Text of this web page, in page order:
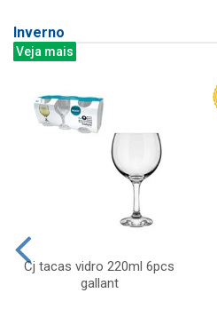
Inverno
Veja mais
Cj tacas vidro 220ml 6pcs
gallant